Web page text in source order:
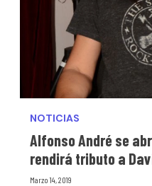
NOTICIAS
Alfonso André se
rendirá tributo a
Marzo 14, 2019